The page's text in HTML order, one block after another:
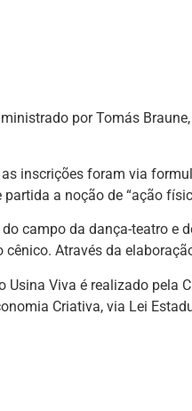
por Tomás
inscrições foram via
a noção de “ação
campo da dança-teatro
Através da
Viva é realizado pela
Criativa, via Lei